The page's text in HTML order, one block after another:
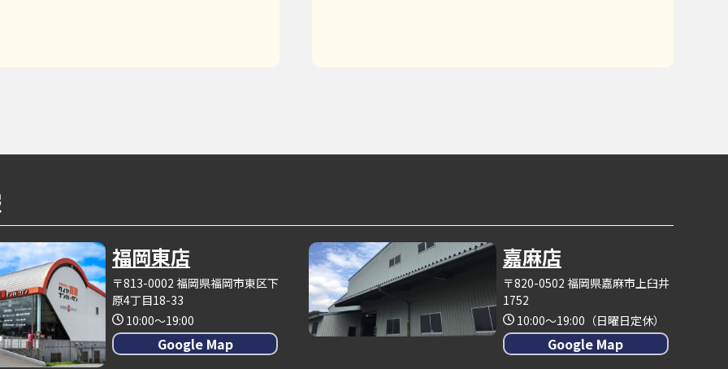
福岡東店
〒813-0002 福岡県福岡市東区下
原4丁目18-33
10:00～19:00
Google Map
嘉麻店
〒820-0502 福岡県嘉麻市上臼井
1752
10:00～19:00（日曜日定休）
Google Map